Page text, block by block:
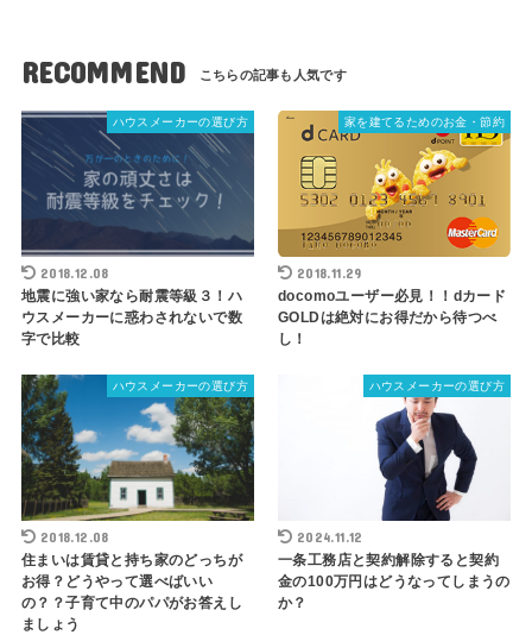
RECOMMEND
ハウスメーカーの選び方
2018.12.08
地震に強い家なら耐震等級３！ハ
ウスメーカーに惑わされないで数
字で比較
家を建てるためのお金・節約
2018.11.29
docomoユーザー必見！！dカード
GOLDは絶対にお得だから待つべ
し！
ハウスメーカーの選び方
2018.12.08
住まいは賃貸と持ち家のどっちが
お得？どうやって選べばいい
の？？子育て中のパパがお答えし
ましょう
ハウスメーカーの選び方
2024.11.12
一条工務店と契約解除すると契約
金の100万円はどうなってしまうの
か？